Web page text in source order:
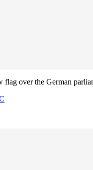
over the German